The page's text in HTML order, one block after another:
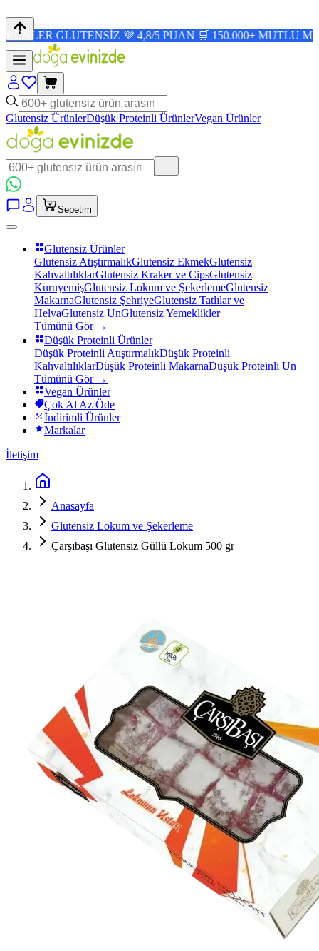
💜 4,8/5 PUAN 🛒 150.000+ MUTLU MÜŞTERİ ✨
Glutensiz ÜrünlerDüşük Proteinli ÜrünlerVegan Ürünler
Sepetim
Glutensiz Ürünler
Glutensiz AtıştırmalıkGlutensiz EkmekGlutensiz
KahvaltılıklarGlutensiz Kraker ve CipsGlutensiz
KuruyemişGlutensiz Lokum ve ŞekerlemeGlutensiz
MakarnaGlutensiz ŞehriyeGlutensiz Tatlılar ve
HelvaGlutensiz UnGlutensiz Yemeklikler
Tümünü Gör →
Düşük Proteinli Ürünler
Düşük Proteinli AtıştırmalıkDüşük Proteinli
KahvaltılıklarDüşük Proteinli MakarnaDüşük Proteinli Un
Tümünü Gör →
Vegan Ürünler
Çok Al Az Öde
İndirimli Ürünler
Markalar
İletişim
Anasayfa
Glutensiz Lokum ve Şekerleme
Çarşıbaşı Glutensiz Güllü Lokum 500 gr